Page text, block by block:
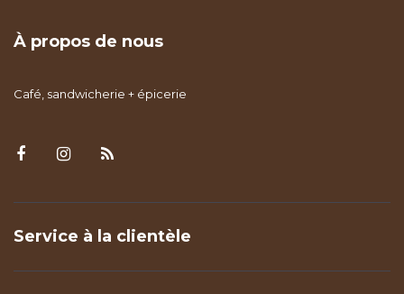
À propos de nous
Café, sandwicherie + épicerie
Service à la clientèle